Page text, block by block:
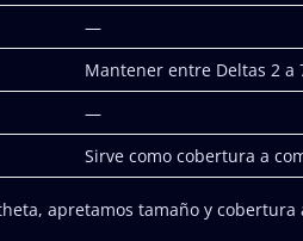
—
Mantener entre Deltas 2 a
—
Sirve como cobertura a
apretamos tamaño y cobertura